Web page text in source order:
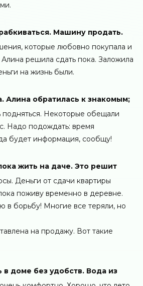
Машину продать.
которые любовно покупала и
Алина решила сдать пока. Заложила
на жизнь были.
Алина обратилась к знакомым;
подняться. Некоторые обещали
Надо подождать: время
будет информация, сообщу!
жить на даче. Это решит
Деньги от сдачи квартиры
поживу временно в деревне.
в борьбу! Многие все теряли, но
на продажу. Вот такие
в доме без удобств. Вода из